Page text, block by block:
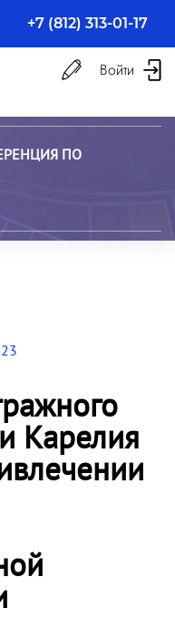
+7 (812) 313-01-17
Войти
ПО
Карелия